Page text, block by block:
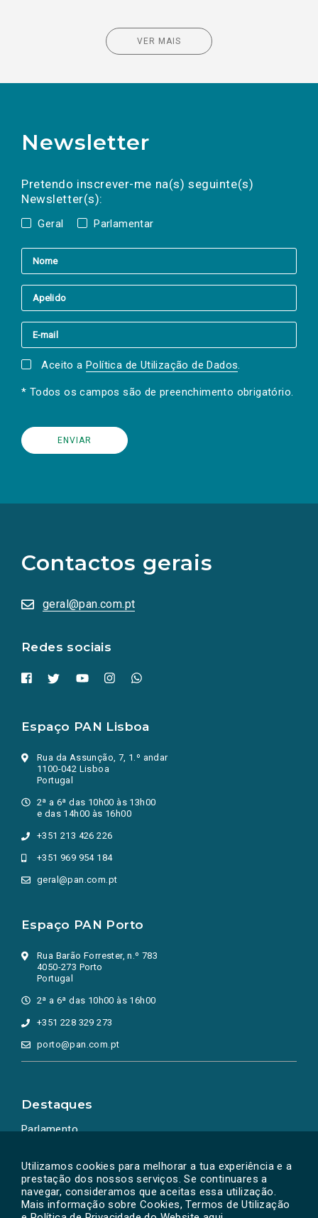
Utilizamos cookies para melhorar a tua experiência e a
prestação dos nossos serviços. Se continuares a
navegar, consideramos que aceitas essa utilização.
Mais informação sobre Cookies, Termos de Utilização
VER MAIS
Newsletter
Pretendo inscrever-me na(s) seguinte(s)
Newsletter(s):
Geral Parlamentar
a(s) newsletter(s).
mail
Aceito a Política de Utilização de Dados.
* Todos os campos são de preenchimento obrigatório.
Contactos gerais
geral@pan.com.pt
Redes sociais
redes
sociais
numa
nova
Espaço PAN Lisboa
Rua da Assunção, 7, 1.º andar
1100-042 Lisboa
Portugal
2ª a 6ª das 10h00 às 13h00
e das 14h00 às 16h00
+351 213 426 226
+351 969 954 184
geral@pan.com.pt
Espaço PAN Porto
Rua Barão Forrester, n.º 783
4050-273 Porto
Portugal
2ª a 6ª das 10h00 às 16h00
+351 228 329 273
porto@pan.com.pt
Destaques
Parlamento